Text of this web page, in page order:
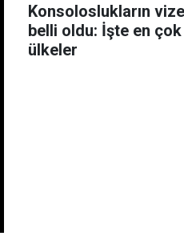
Konsoloslukların
belli oldu: İşte en
ülkeler